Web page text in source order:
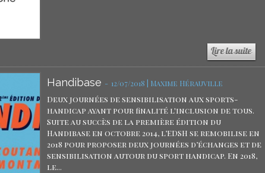
Handibase - 12/07/2018 | Maxime Hérauville
Deux journées de sensibilisation aux sports-
handicap ayant pour finalité l'inclusion de tous.
Suite au succès de la première édition du
Handibase en octobre 2014, l’EDSH se remobilise en
2018 pour proposer deux journées d’échanges et de
sensibilisation autour du sport handicap. En 2018,
le...